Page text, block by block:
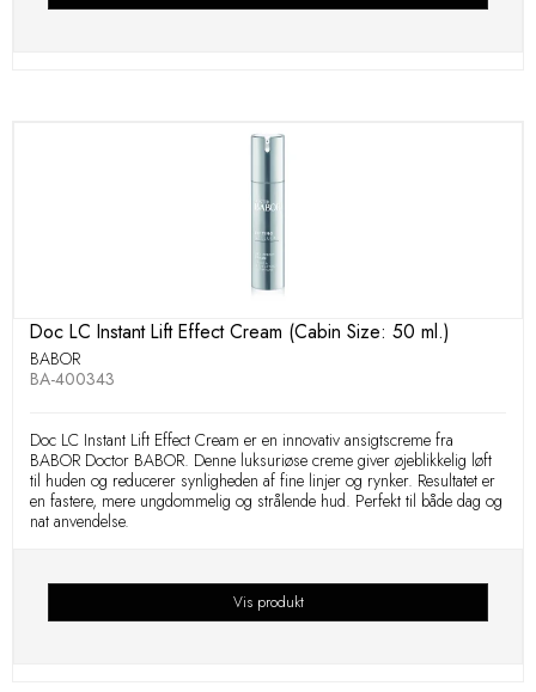
Doc LC Instant Lift Effect Cream (Cabin Size: 50 ml.)
BABOR
BA-400343
Doc LC Instant Lift Effect Cream er en innovativ ansigtscreme fra
BABOR Doctor BABOR. Denne luksuriøse creme giver øjeblikkelig løft
til huden og reducerer synligheden af fine linjer og rynker. Resultatet er
en fastere, mere ungdommelig og strålende hud. Perfekt til både dag og
nat anvendelse.
Vis produkt